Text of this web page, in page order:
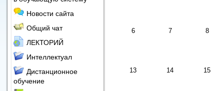
6 7 8
13 14 15
Новости сайта
Общий чат
ЛЕКТОРИЙ
Интеллектуал
Дистанционное
обучение